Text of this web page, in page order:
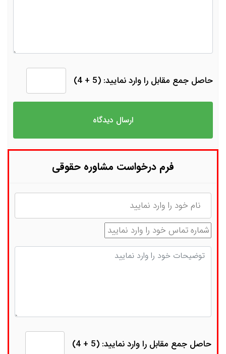
حاصل جمع مقابل را وارد نمایید: (5 + 4)
فرم درخواست مشاوره حقوقی
نام
شماره تماس
توضیحات
حاصل جمع مقابل را وارد نمایید: (5 + 4)